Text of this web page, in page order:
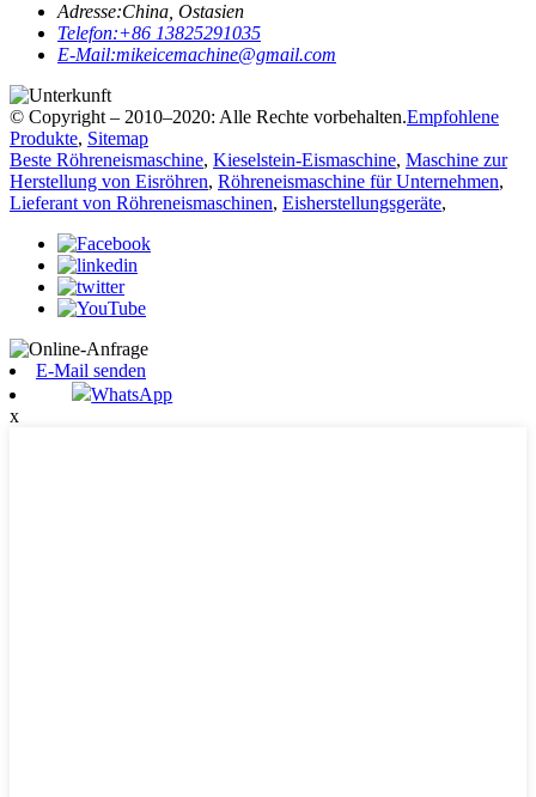
Adresse:China, Ostasien
Telefon:+86 13825291035
E-Mail:mikeicemachine@gmail.com
© Copyright – 2010–2020: Alle Rechte vorbehalten.Empfohlene
Produkte, Sitemap
Beste Röhreneismaschine, Kieselstein-Eismaschine, Maschine zur
Herstellung von Eisröhren, Röhreneismaschine für Unternehmen,
Lieferant von Röhreneismaschinen, Eisherstellungsgeräte,
E-Mail senden
WhatsApp
x